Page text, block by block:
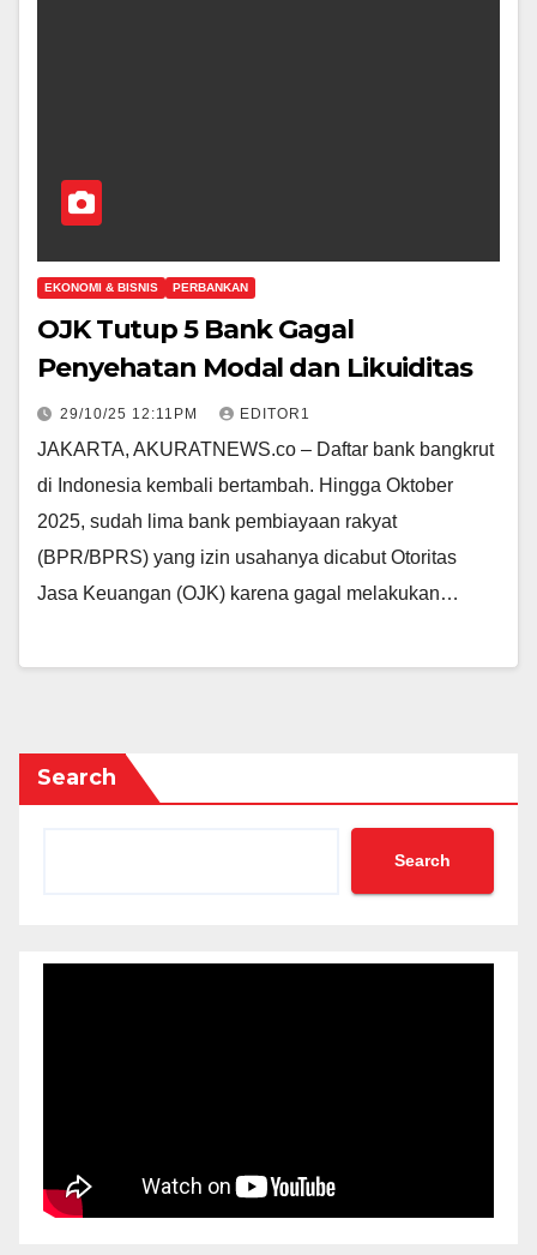
EKONOMI & BISNIS PERBANKAN
OJK Tutup 5 Bank Gagal
Penyehatan Modal dan Likuiditas
29/10/25 12:11PM EDITOR1
JAKARTA, AKURATNEWS.co – Daftar bank bangkrut
di Indonesia kembali bertambah. Hingga Oktober
2025, sudah lima bank pembiayaan rakyat
(BPR/BPRS) yang izin usahanya dicabut Otoritas
Jasa Keuangan (OJK) karena gagal melakukan…
Search
Search